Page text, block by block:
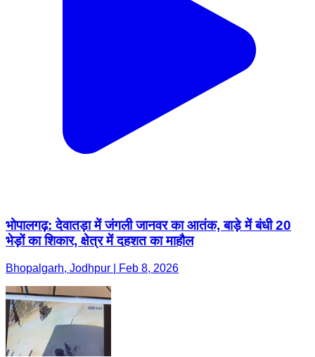
भोपालगढ़: देवातड़ा में जंगली जानवर का आतंक, बाड़े में बंधी 20
भेड़ों का शिकार, क्षेत्र में दहशत का माहौल
Bhopalgarh, Jodhpur | Feb 8, 2026